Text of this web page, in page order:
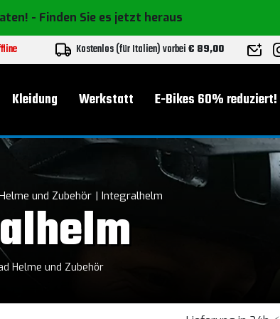
- Finden Sie es jetzt heraus
Kostenlos (für Italien) vorbei€ 89,00
Kleidung Werkstatt E-Bikes 60% reduziert!
und Zubehör Integralhelm
Helme und Zubehör